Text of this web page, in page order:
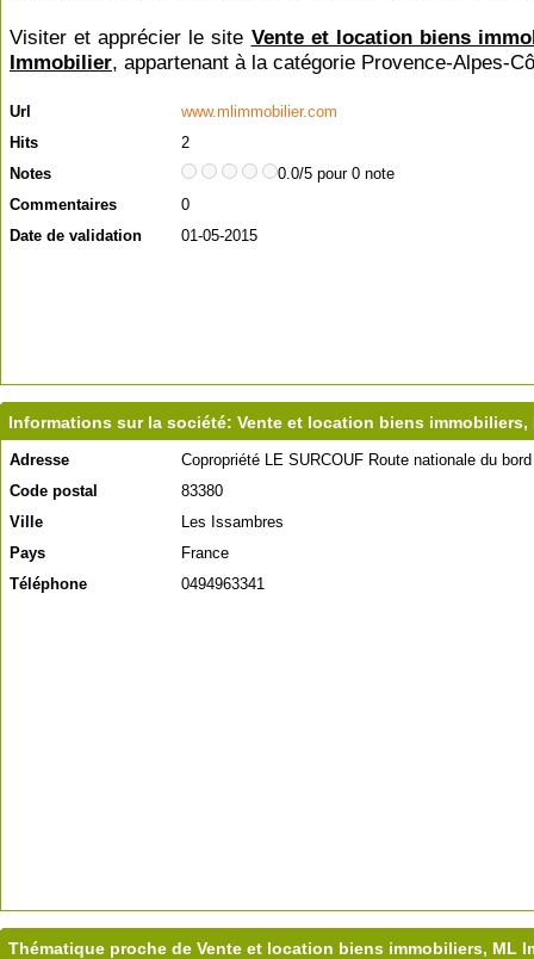
Visiter et apprécier le site Vente et location biens
Immobilier, appartenant à la catégorie Provence-Alpes-
Url
www.mlimmobilier.com
Hits
2
Notes
0.0/5 pour 0 note
Commentaires
0
Date de validation
01-05-2015
Informations sur la société: Vente et location biens immobiliers,
Adresse
Copropriété LE SURCOUF Route nationale du
Code postal
83380
Ville
Les Issambres
Pays
France
Téléphone
0494963341
Thématique proche de Vente et location biens immobiliers, ML